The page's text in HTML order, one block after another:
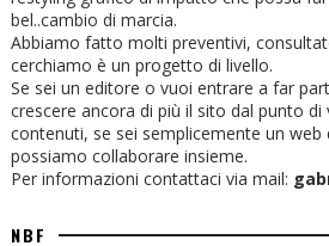
bel..cambio di marcia.
Abbiamo fatto molti preventivi,
cerchiamo è un progetto di livello.
Se sei un editore o vuoi entrare a far
crescere ancora di più il sito dal punto di
contenuti, se sei semplicemente un web
possiamo collaborare insieme.
Per informazioni contattaci via mail:
NBF